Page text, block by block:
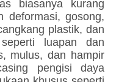
biasanya kurang
deformasi, gosong,
plastik, dan
luapan dan
mulus, dan hampir
pengisi daya